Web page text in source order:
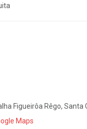
Figueirôa Rêgo, Santa
Maps